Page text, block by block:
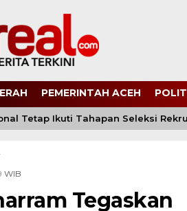
PEMERINTAH ACEH
Tetap Ikuti Tahapan Seleksi
WIB
Tegaskan